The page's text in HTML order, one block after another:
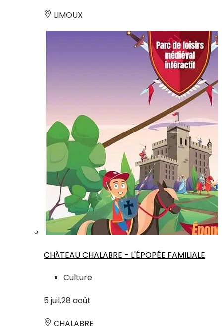
LIMOUX
CHÂTEAU CHALABRE - L'ÉPOPÉE FAMILIALE
Culture
5 juil.28 août
CHALABRE